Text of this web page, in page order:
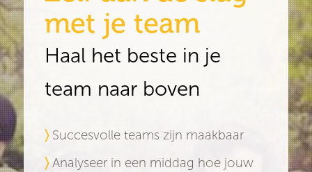
met je team
Haal het beste in je
team naar boven
〉 Succesvolle teams zijn maakbaar
〉Analyseer in een middag hoe jouw